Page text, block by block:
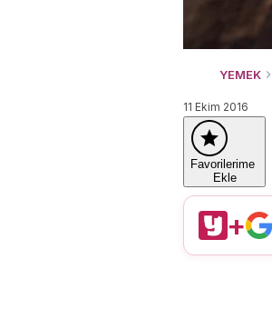
YEMEK
11 Ekim 2016
Favorilerime
Ekle
+